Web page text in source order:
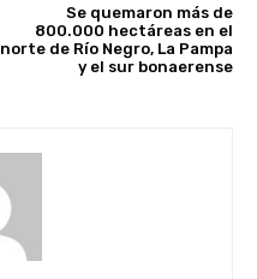
Se quemaron más de
800.000 hectáreas en el
norte de Río Negro, La Pampa
y el sur bonaerense